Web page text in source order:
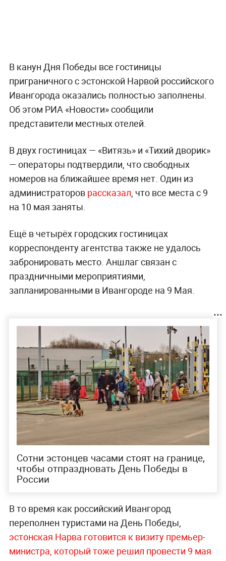
В канун Дня Победы все гостиницы
приграничного с эстонской Нарвой российского
Ивангорода оказались полностью заполнены.
Об этом РИА «Новости» сообщили
представители местных отелей.
В двух гостиницах — «Витязь» и «Тихий дворик»
— операторы подтвердили, что свободных
номеров на ближайшее время нет. Один из
администраторов рассказал , что все места с 9
на 10 мая заняты.
Ещё в четырёх городских гостиницах
корреспонденту агентства также не удалось
забронировать место. Аншлаг связан с
праздничными мероприятиями,
запланированными в Ивангороде на 9 Мая.
Сотни эстонцев часами стоят на границе,
чтобы отпраздновать День Победы в
России
В то время как российский Ивангород
переполнен туристами на День Победы,
эстонская Нарва готовится к визиту премьер-
министра, который тоже решил провести 9 мая